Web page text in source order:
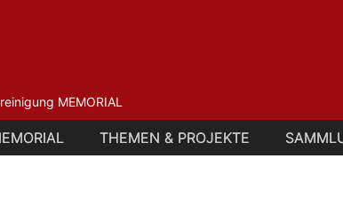
THEMEN & PROJEKTE
MEMORIAL
THEMEN & PROJEKTE